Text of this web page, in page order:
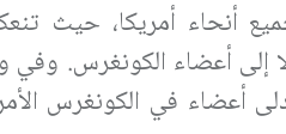
أنحاء أمريكا، حيث
أعضاء الكونغرس. وفي
أعضاء في الكونغرس